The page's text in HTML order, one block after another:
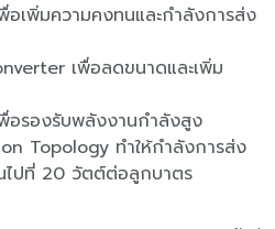
อเพิ่มความคงทนและกำลังการส่ง
เพื่อลดขนาดและเพิ่ม
อรองรับพลังงานกำลังสูง
Topology ทำให้กำลังการส่ง
ปที่ 20 วัตต์ต่อลูกบาตร